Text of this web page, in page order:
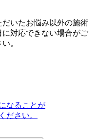
いたお悩み以外の施術
対応できない場合がご
。
なることが
ださい。